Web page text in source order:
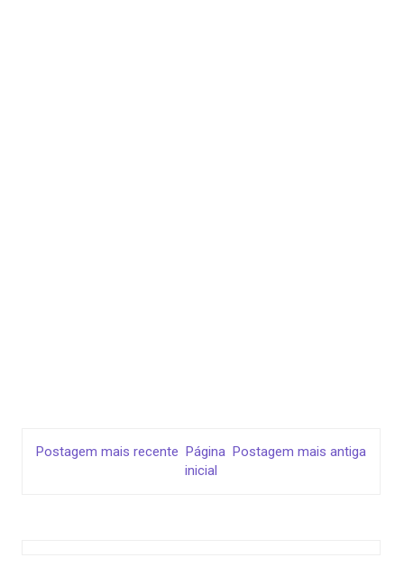
Postagem mais recente Postagem mais antiga
Página
inicial